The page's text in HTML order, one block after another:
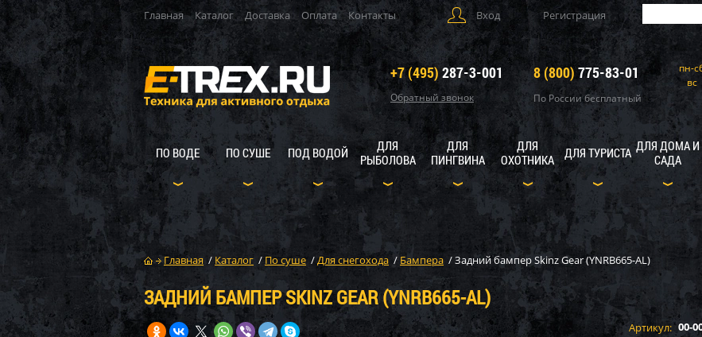
Главная Каталог Доставка Оплата Контакты Вход Регистрация
+7 (495) 287-3-001
Обратный звонок
8 (800) 775-83-01
По России бесплатный
пн-
вс
ПО ВОДЕ ПО СУШЕ ПОД ВОДОЙ
ДЛЯ
РЫБОЛОВА
ДЛЯ
ПИНГВИНА
ДЛЯ
ОХОТНИКА
ДЛЯ ТУРИСТА ДЛЯ ДОМА И
САДА
Главная / Каталог / По суше /Для снегохода / Бампера /Задний бампер Skinz Gear (YNRB665-AL)
ЗАДНИЙ БАМПЕР SKINZ GEAR (YNRB665-AL)
Артикул: 00-